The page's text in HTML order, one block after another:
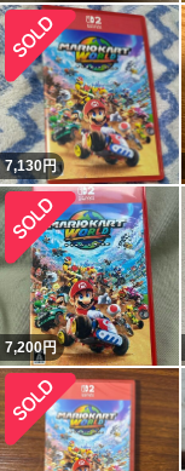
7,130円
7,200円